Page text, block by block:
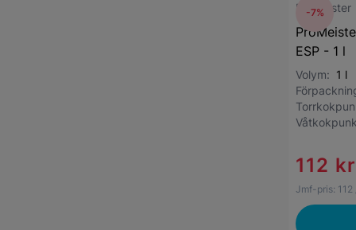
ProMeister
ESP - 1 l
Volym: 1 l
112 kr
Jmf-pris: 112
-7%